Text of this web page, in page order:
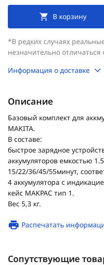
В корзину
*В редких случаях
незначительно
Информация о доставке
Описание
Базовый комплект для
MAKITA.
В составе:
быстрое зарядное
аккумуляторов емкостью
15/22/36/45/55минут,
4 аккумулятора с
кейс MAKPAC тип 1.
Вес 5,3 кг.
Распечатать
Сопутствующие